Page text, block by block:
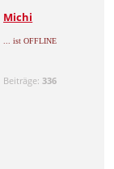
Michi
... ist OFFLINE
Beiträge:336